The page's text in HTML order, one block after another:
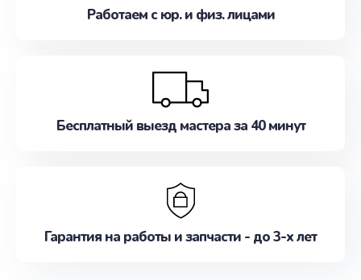
Работаем с юр. и физ. лицами
Бесплатный выезд мастера за 40 минут
Гарантия на работы и запчасти - до 3-х лет